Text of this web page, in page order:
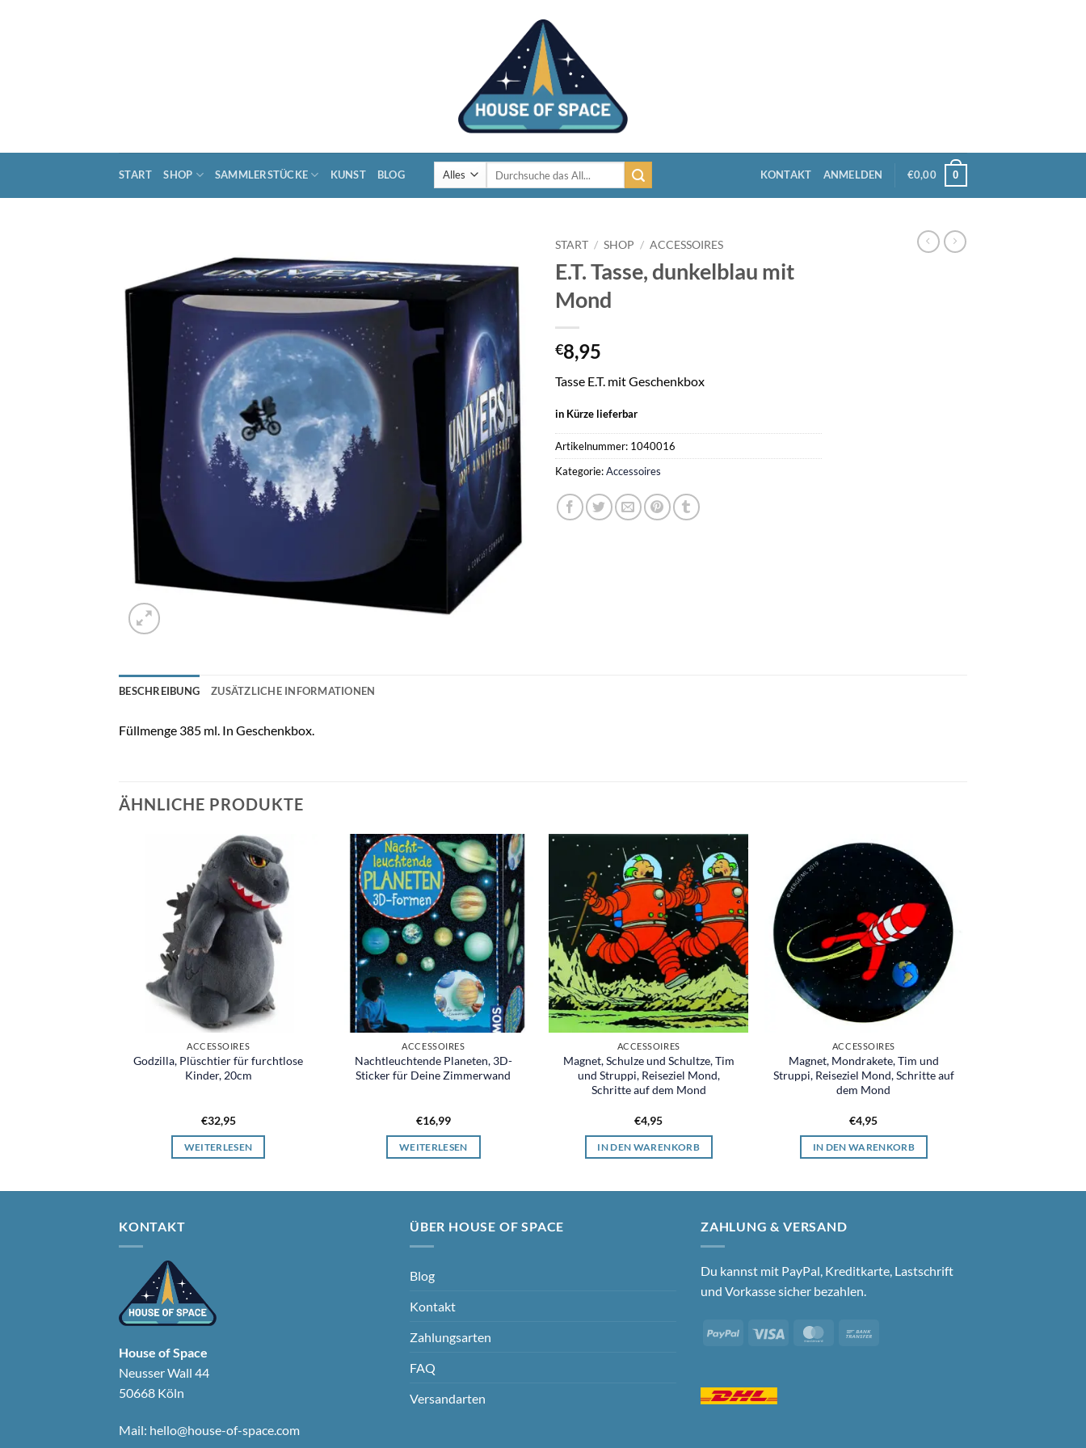
START SHOP SAMMLERSTÜCKE KUNST BLOG
Suchen
nach:
KONTAKT ANMELDEN €0,00 0
START / SHOP / ACCESSOIRES
E.T. Tasse, dunkelblau mit
Mond
€8,95
Tasse E.T. mit Geschenkbox
in Kürze lieferbar
Artikelnummer: 1040016
Kategorie:Accessoires
BESCHREIBUNG ZUSÄTZLICHE INFORMATIONEN
Füllmenge 385 ml. In Geschenkbox.
ÄHNLICHE PRODUKTE
ACCESSOIRES
Godzilla, Plüschtier für furchtlose
Kinder, 20cm
€32,95
WEITERLESEN
ACCESSOIRES
Nachtleuchtende Planeten, 3D-
Sticker für Deine Zimmerwand
€16,99
WEITERLESEN
ACCESSOIRES
Magnet, Schulze und Schultze, Tim
und Struppi, Reiseziel Mond,
Schritte auf dem Mond
€4,95
IN DEN WARENKORB
ACCESSOIRES
Magnet, Mondrakete, Tim und
Struppi, Reiseziel Mond, Schritte auf
dem Mond
€4,95
IN DEN WARENKORB
KONTAKT
House of Space
Neusser Wall 44
50668 Köln
Mail: hello@house-of-space.com
ÜBER HOUSE OF SPACE
Blog
Kontakt
Zahlungsarten
FAQ
Versandarten
ZAHLUNG & VERSAND
Du kannst mit PayPal, Kreditkarte, Lastschrift
und Vorkasse sicher bezahlen.
PayPal Visa MasterCard